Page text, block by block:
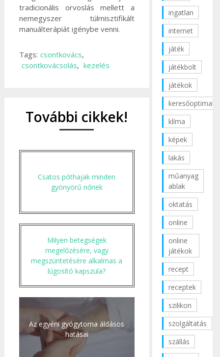
tradicionális orvoslás mellett a
nemegyszer túlmisztifikált
manuálterápiát igénybe venni.
Tags: csontkovács,
csontkovácsolás, kezelés
További cikkek!
Csatos póthajak minden
gyönyörű nőnek
Milyen betegségek
megelőzésére, vagy
megszüntetésére alkalmas a
lúgosító kapszula?
Az egyéni gyógytorna áldásos
hatásai
ingatlan
internet
játék
játékbolt
játékok
klíma
képek
lakás
műanyag
ablak
oktatás
online
online
játékok
recept
receptek
szilikon
szolgáltatás
szállás